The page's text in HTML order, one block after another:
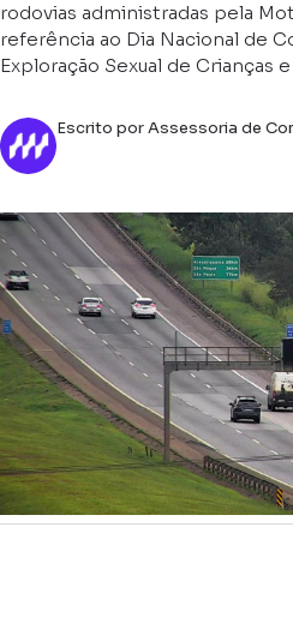
rodovias administradas pela
referência ao Dia Nacional de
Exploração Sexual de Crianças
Escrito por Assessoria de